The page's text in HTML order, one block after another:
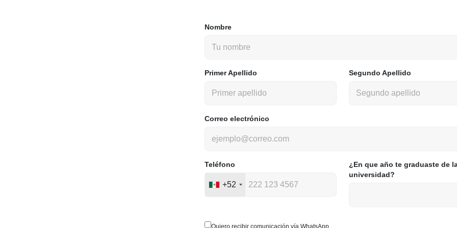
Nombre
Primer Apellido Segundo Apellido
Correo electrónico
Teléfono
+52
¿En que año te graduaste de
universidad?
Quiero recibir comunicación vía WhatsApp